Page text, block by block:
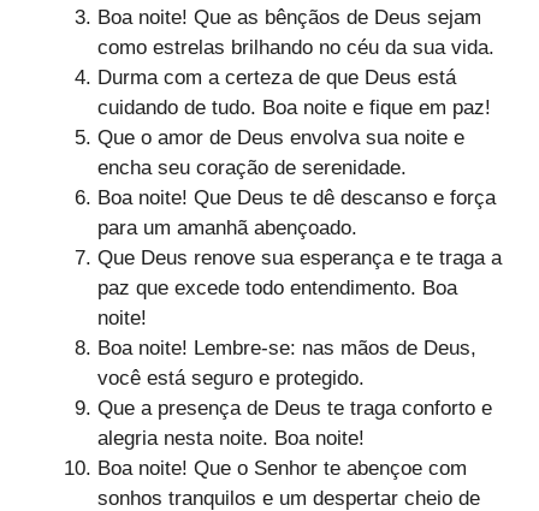
Boa noite! Que as bênçãos de Deus sejam
como estrelas brilhando no céu da sua vida.
Durma com a certeza de que Deus está
cuidando de tudo. Boa noite e fique em paz!
Que o amor de Deus envolva sua noite e
encha seu coração de serenidade.
Boa noite! Que Deus te dê descanso e força
para um amanhã abençoado.
Que Deus renove sua esperança e te traga a
paz que excede todo entendimento. Boa
noite!
Boa noite! Lembre-se: nas mãos de Deus,
você está seguro e protegido.
Que a presença de Deus te traga conforto e
alegria nesta noite. Boa noite!
Boa noite! Que o Senhor te abençoe com
sonhos tranquilos e um despertar cheio de